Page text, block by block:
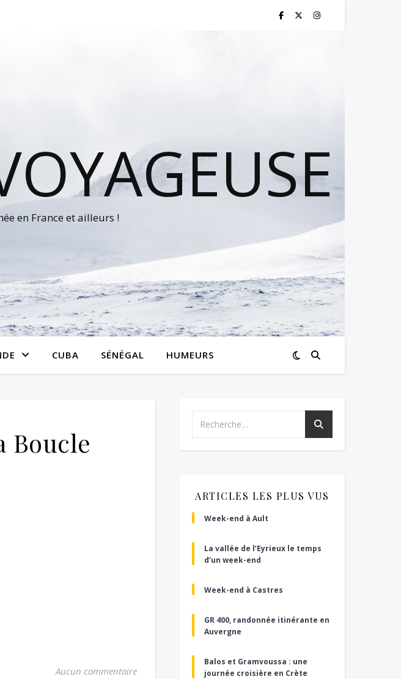
en France et ailleurs !
CUBA SÉNÉGAL HUMEURS
Boucle
Aucun commentaire
ARTICLES LES PLUS VUS
Week-end à Ault
La vallée de l’Eyrieux le temps
d’un week-end
Week-end à Castres
GR 400, randonnée itinérante en
Auvergne
Balos et Gramvoussa : une
journée croisière en Crète